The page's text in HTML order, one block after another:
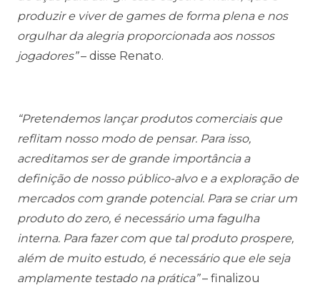
produzir e viver de games de forma plena e nos
orgulhar da alegria proporcionada aos nossos
jogadores”– disse Renato.
“Pretendemos lançar produtos comerciais que
reflitam nosso modo de pensar. Para isso,
acreditamos ser de grande importância a
definição de nosso público-alvo e a exploração de
mercados com grande potencial. Para se criar um
produto do zero, é necessário uma fagulha
interna. Para fazer com que tal produto prospere,
além de muito estudo, é necessário que ele seja
amplamente testado na prática”– finalizou